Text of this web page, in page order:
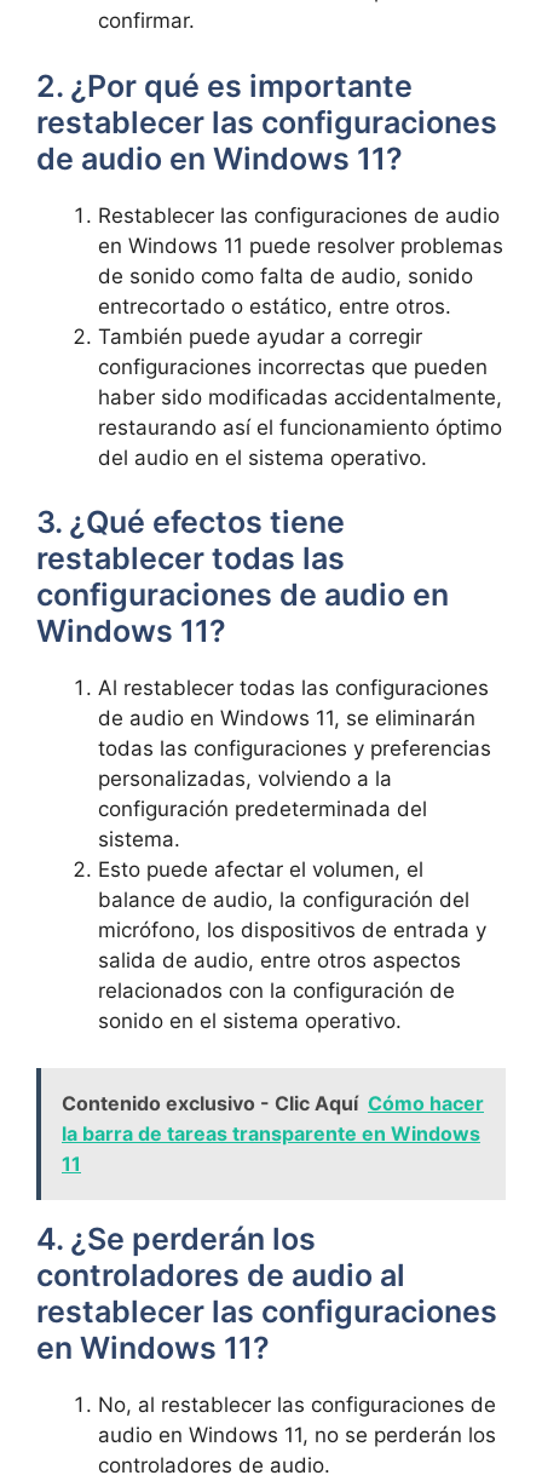
confirmar.
2. ¿Por qué es importante
restablecer las configuraciones
de audio en Windows 11?
Restablecer las configuraciones de audio
en Windows 11 puede resolver problemas
de sonido como falta de audio, sonido
entrecortado o estático, entre otros.
También puede ayudar a corregir
configuraciones incorrectas que pueden
haber sido modificadas accidentalmente,
restaurando así el funcionamiento óptimo
del audio en el sistema operativo.
3. ¿Qué efectos tiene
restablecer todas las
configuraciones de audio en
Windows 11?
Al restablecer todas las configuraciones
de audio en Windows 11, se eliminarán
todas las configuraciones y preferencias
personalizadas, volviendo a la
configuración predeterminada del
sistema.
Esto puede afectar el volumen, el
balance de audio, la configuración del
micrófono, los dispositivos de entrada y
salida de audio, entre otros aspectos
relacionados con la configuración de
sonido en el sistema operativo.
Contenido exclusivo - Clic Aquí Cómo hacer
la barra de tareas transparente en Windows
11
4. ¿Se perderán los
controladores de audio al
restablecer las configuraciones
en Windows 11?
No, al restablecer las configuraciones de
audio en Windows 11, no se perderán los
controladores de audio.